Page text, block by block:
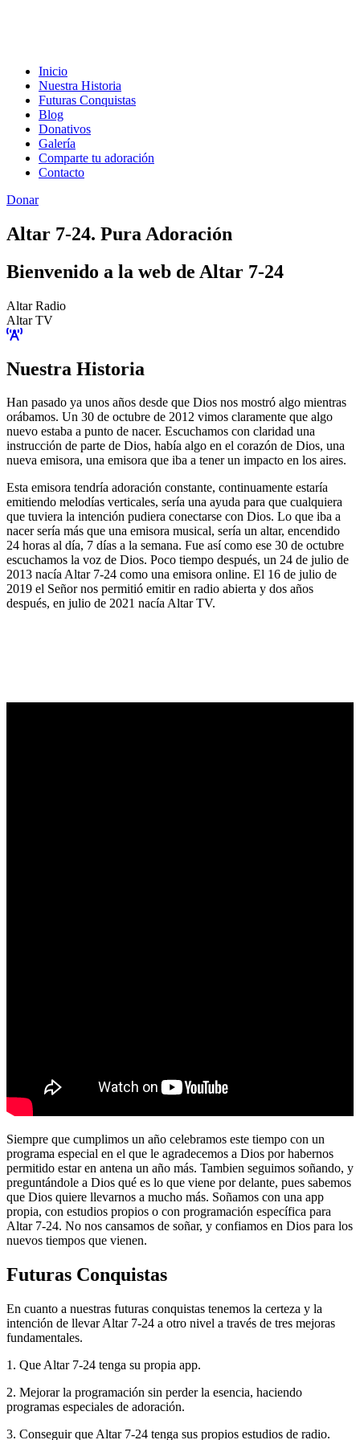
Inicio
Nuestra Historia
Futuras Conquistas
Blog
Donativos
Galería
Comparte tu adoración
Contacto
Donar
Altar 7-24. Pura Adoración
Bienvenido a la web de Altar 7-24
Altar Radio
Altar TV
Nuestra Historia
Han pasado ya unos años desde que Dios nos mostró algo mientras
orábamos. Un 30 de octubre de 2012 vimos claramente que algo
nuevo estaba a punto de nacer. Escuchamos con claridad una
instrucción de parte de Dios, había algo en el corazón de Dios, una
nueva emisora, una emisora que iba a tener un impacto en los aires.
Esta emisora tendría adoración constante, continuamente estaría
emitiendo melodías verticales, sería una ayuda para que cualquiera
que tuviera la intención pudiera conectarse con Dios. Lo que iba a
nacer sería más que una emisora musical, sería un altar, encendido
24 horas al día, 7 días a la semana. Fue así como ese 30 de octubre
escuchamos la voz de Dios. Poco tiempo después, un 24 de julio de
2013 nacía Altar 7-24 como una emisora online. El 16 de julio de
2019 el Señor nos permitió emitir en radio abierta y dos años
después, en julio de 2021 nacía Altar TV.
Siempre que cumplimos un año celebramos este tiempo con un
programa especial en el que le agradecemos a Dios por habernos
permitido estar en antena un año más. Tambien seguimos soñando, y
preguntándole a Dios qué es lo que viene por delante, pues sabemos
que Dios quiere llevarnos a mucho más. Soñamos con una app
propia, con estudios propios o con programación específica para
Altar 7-24. No nos cansamos de soñar, y confiamos en Dios para los
nuevos tiempos que vienen.
Futuras Conquistas
En cuanto a nuestras futuras conquistas tenemos la certeza y la
intención de llevar Altar 7-24 a otro nivel a través de tres mejoras
fundamentales.
1. Que Altar 7-24 tenga su propia app.
2. Mejorar la programación sin perder la esencia, haciendo
programas especiales de adoración.
3. Conseguir que Altar 7-24 tenga sus propios estudios de radio.